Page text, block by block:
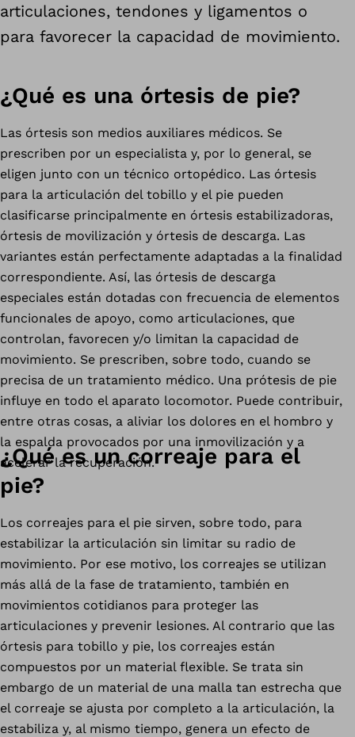
articulaciones, tendones y ligamentos o
para favorecer la capacidad de movimiento.
¿Qué es una órtesis de pie?
Las órtesis son medios auxiliares médicos. Se
prescriben por un especialista y, por lo general, se
eligen junto con un técnico ortopédico. Las órtesis
para la articulación del tobillo y el pie pueden
clasificarse principalmente en órtesis estabilizadoras,
órtesis de movilización y órtesis de descarga. Las
variantes están perfectamente adaptadas a la finalidad
correspondiente. Así, las órtesis de descarga
especiales están dotadas con frecuencia de elementos
funcionales de apoyo, como articulaciones, que
controlan, favorecen y/o limitan la capacidad de
movimiento. Se prescriben, sobre todo, cuando se
precisa de un tratamiento médico. Una prótesis de pie
influye en todo el aparato locomotor. Puede contribuir,
entre otras cosas, a aliviar los dolores en el hombro y
la espalda provocados por una inmovilización y a
acelerar la recuperación.
¿Qué es un correaje para el
pie?
Los correajes para el pie sirven, sobre todo, para
estabilizar la articulación sin limitar su radio de
movimiento. Por ese motivo, los correajes se utilizan
más allá de la fase de tratamiento, también en
movimientos cotidianos para proteger las
articulaciones y prevenir lesiones. Al contrario que las
órtesis para tobillo y pie, los correajes están
compuestos por un material flexible. Se trata sin
embargo de un material de una malla tan estrecha que
el correaje se ajusta por completo a la articulación, la
estabiliza y, al mismo tiempo, genera un efecto de